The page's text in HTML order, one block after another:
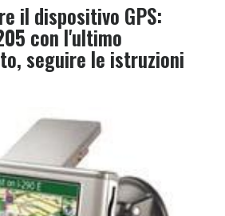
il dispositivo GPS:
con l'ultimo
seguire le istruzioni